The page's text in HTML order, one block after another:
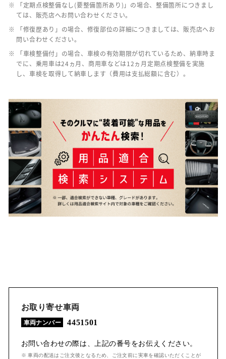
※ 「定期点検整備なし(要整備箇所あり)」の場合、整備箇所につきまし
ては、販売店へお問い合わせください。
※ 「修復歴あり」の場合、修復部位の詳細につきましては、販売店へお
問い合わせください。
※ 「車検整備付」の場合、車検の有効期限が切れているため、納車時ま
でに、乗用車は24ヵ月、商用車などは12ヵ月定期点検整備を実施
し、車検を取得して納車します（費用は支払総額に含む）。
お取り寄せ車両
車両ナンバー 4451501
お問い合わせの際は、上記の番号をお伝えください。
※ 車両の配送はご注文後となるため、ご注文前に実車を確認いただくことが